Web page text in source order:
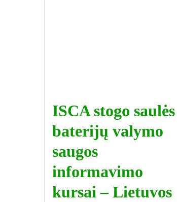
ISCA stogo saulės
baterijų valymo
saugos
informavimo
kursai – Lietuvos